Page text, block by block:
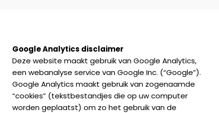
Google Analytics disclaimer
Deze website maakt gebruik van Google Analytics,
een webanalyse service van Google Inc. (“Google”).
Google Analytics maakt gebruik van zogenaamde
“cookies” (tekstbestandjes die op uw computer
worden geplaatst) om zo het gebruik van de